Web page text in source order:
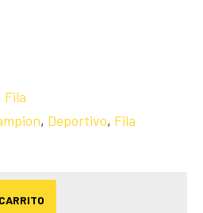
Fila
, Deportivo, Fila